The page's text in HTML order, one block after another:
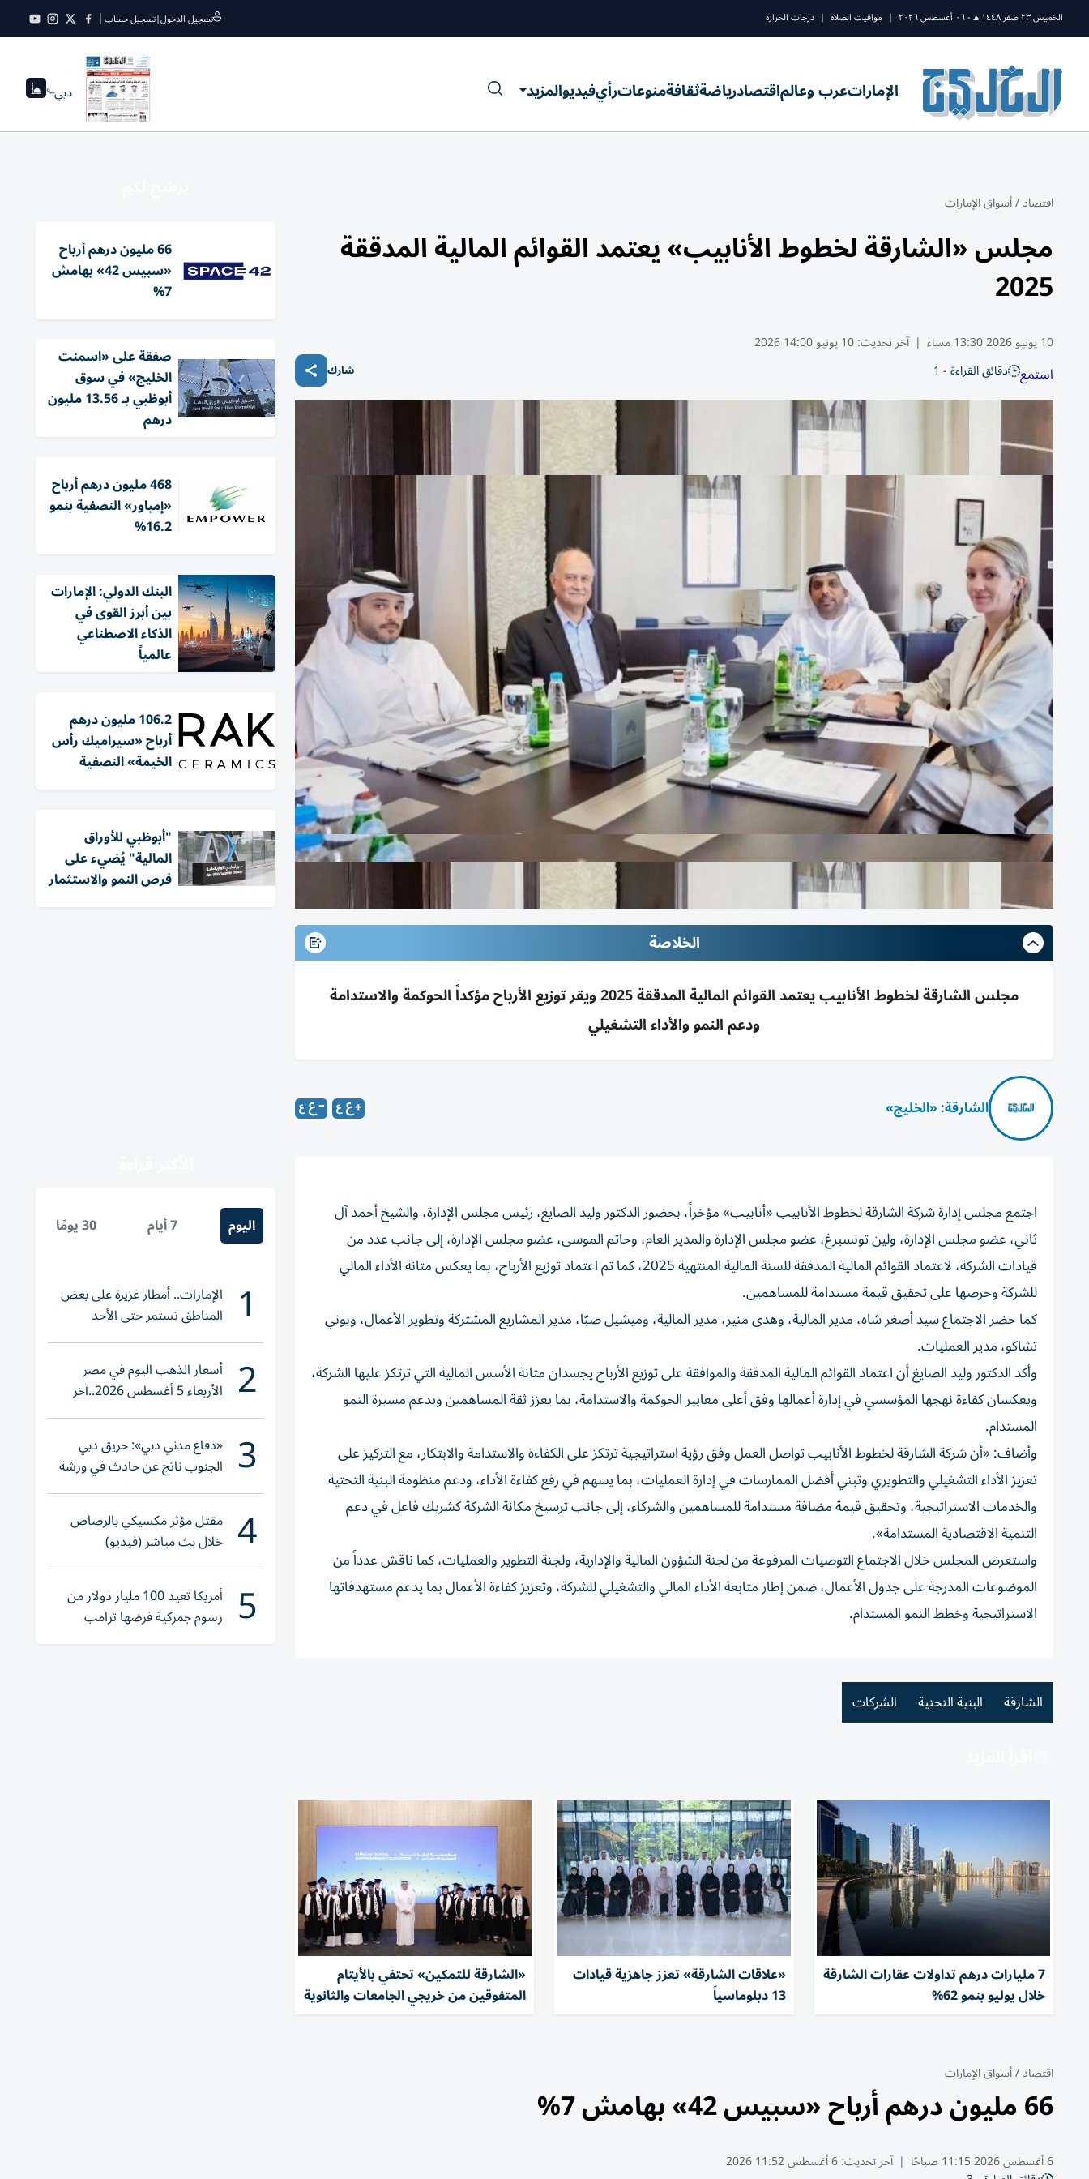
الخميس ٢٣ صفر ١٤٤٨ ه - ٠٦ أغسطس ٢٠٢٦ | مواقيت الصلاة | درجات الحرارة تسجيل الدخول|تسجيل حساب
الإماراتعرب وعالماقتصادرياضةثقافةمنوعاترأيفيديوالمزيد دبي--°
اقتصاد/أسواق الإمارات
مجلس «الشارقة لخطوط الأنابيب» يعتمد القوائم المالية المدققة
2025
10 يونيو 2026 13:30 مساء | آخر تحديث:10 يونيو 14:00 2026
استمع دقائق القراءة - 1 شارك
الخلاصة
مجلس الشارقة لخطوط الأنابيب يعتمد القوائم المالية المدققة 2025 ويقر توزيع الأرباح مؤكداً الحوكمة والاستدامة
ودعم النمو والأداء التشغيلي
الشارقة: «الخليج»
اجتمع مجلس إدارة شركة الشارقة لخطوط الأنابيب «أنابيب» مؤخراً، بحضور الدكتور وليد الصايغ، رئيس مجلس الإدارة، والشيخ أحمد آل
ثاني، عضو مجلس الإدارة، ولين تونسبرغ، عضو مجلس الإدارة والمدير العام، وحاتم الموسى، عضو مجلس الإدارة، إلى جانب عدد من
قيادات الشركة، لاعتماد القوائم المالية المدققة للسنة المالية المنتهية 2025، كما تم اعتماد توزيع الأرباح، بما يعكس متانة الأداء المالي
للشركة وحرصها على تحقيق قيمة مستدامة للمساهمين.
كما حضر الاجتماع سيد أصغر شاه، مدير المالية، وهدى منير، مدير المالية، وميشيل صبّا، مدير المشاريع المشتركة وتطوير الأعمال، وبوني
تشاكو، مدير العمليات.
وأكد الدكتور وليد الصايغ أن اعتماد القوائم المالية المدققة والموافقة على توزيع الأرباح يجسدان متانة الأسس المالية التي ترتكز عليها الشركة،
ويعكسان كفاءة نهجها المؤسسي في إدارة أعمالها وفق أعلى معايير الحوكمة والاستدامة، بما يعزز ثقة المساهمين ويدعم مسيرة النمو
المستدام.
وأضاف: «أن شركة الشارقة لخطوط الأنابيب تواصل العمل وفق رؤية استراتيجية ترتكز على الكفاءة والاستدامة والابتكار، مع التركيز على
تعزيز الأداء التشغيلي والتطويري وتبني أفضل الممارسات في إدارة العمليات، بما يسهم في رفع كفاءة الأداء، ودعم منظومة البنية التحتية
والخدمات الاستراتيجية، وتحقيق قيمة مضافة مستدامة للمساهمين والشركاء، إلى جانب ترسيخ مكانة الشركة كشريك فاعل في دعم
التنمية الاقتصادية المستدامة».
واستعرض المجلس خلال الاجتماع التوصيات المرفوعة من لجنة الشؤون المالية والإدارية، ولجنة التطوير والعمليات، كما ناقش عدداً من
الموضوعات المدرجة على جدول الأعمال، ضمن إطار متابعة الأداء المالي والتشغيلي للشركة، وتعزيز كفاءة الأعمال بما يدعم مستهدفاتها
الاستراتيجية وخطط النمو المستدام.
الشارقة البنية التحتية الشركات
7 مليارات درهم تداولات عقارات الشارقة
خلال يوليو بنمو 62%
«علاقات الشارقة» تعزز جاهزية قيادات
13 دبلوماسياً
«الشارقة للتمكين» تحتفي بالأيتام
المتفوقين من خريجي الجامعات والثانوية
اقتصاد/أسواق الإمارات
66 مليون درهم أرباح «سبيس 42» بهامش 7%
6 أغسطس 2026 11:15 صباحًا | آخر تحديث:6 أغسطس 11:52 2026
66 مليون درهم أرباح
«سبيس 42» بهامش
7%
صفقة على «اسمنت
الخليج» في سوق
أبوظبي بـ 13.56 مليون
درهم
468 مليون درهم أرباح
«إمباور» النصفية بنمو
16.2%
البنك الدولي: الإمارات
بين أبرز القوى في
الذكاء الاصطناعي
عالمياً
106.2 مليون درهم
أرباح «سيراميك رأس
الخيمة» النصفية
"أبوظبي للأوراق
المالية" يُضيء على
فرص النمو والاستثمار
اليوم 7 أيام 30 يومًا
1 الإمارات.. أمطار غزيرة على بعض
المناطق تستمر حتى الأحد
2 أسعار الذهب اليوم في مصر
الأربعاء 5 أغسطس 2026..آخر
تحديث لعيار 21
3 «دفاع مدني دبي»: حريق دبي
الجنوب ناتج عن حادث في ورشة
ولا إصابات
4 مقتل مؤثر مكسيكي بالرصاص
خلال بث مباشر (فيديو)
5 أمريكا تعيد 100 مليار دولار من
رسوم جمركية فرضها ترامب